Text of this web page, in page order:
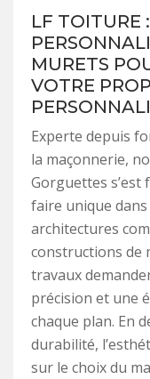
LF TOITURE
MURETS
VOTRE
Experte depuis
la maçonnerie,
Gorguettes
faire unique
architectures
constructions de
travaux
précision et une
chaque plan. En
durabilité,
sur le choix du